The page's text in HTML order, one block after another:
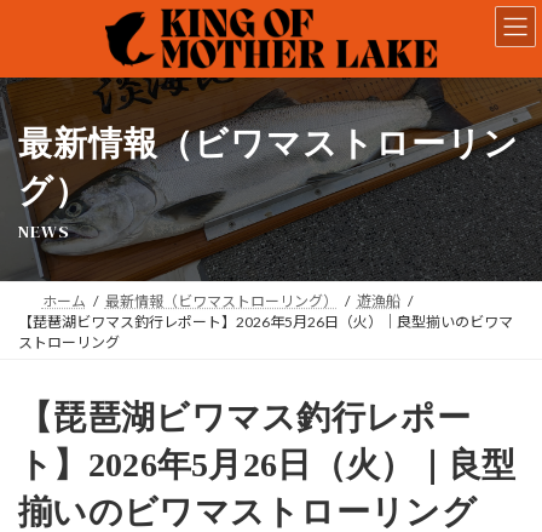
ン
ツ
へ
ス
ー
シ
ョ
ン最新情報（ビワマストローリン
グ）
NEWS
ホーム 最新情報（ビワマストローリング）
遊漁船
【琵琶湖ビワマス釣行レポート】2026年5月26日（火）｜良型揃いのビワマ
ストローリング
【琵琶湖ビワマス釣行レポー
ト】2026年5月26日（火）｜良型
揃いのビワマストローリング